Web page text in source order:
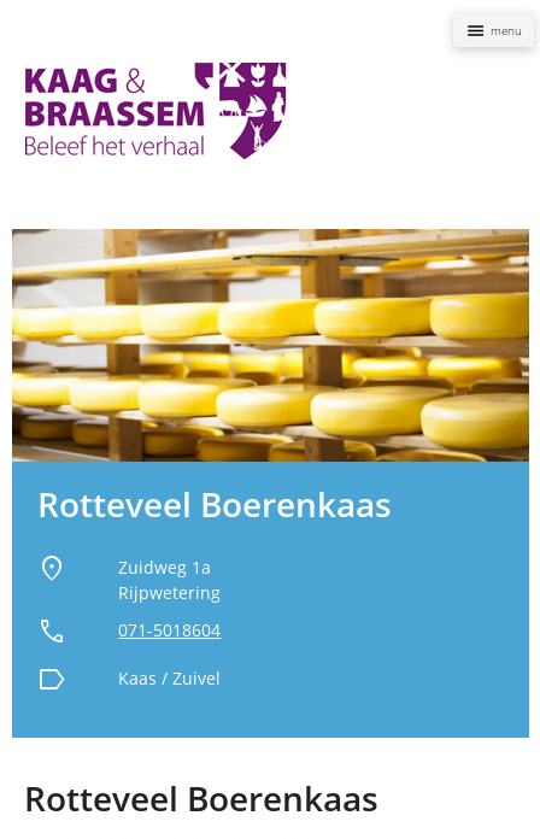
Rotteveel Boerenkaas
location_on
Zuidweg 1a
Rijpwetering
call 071-5018604
label Kaas / Zuivel
Rotteveel Boerenkaas